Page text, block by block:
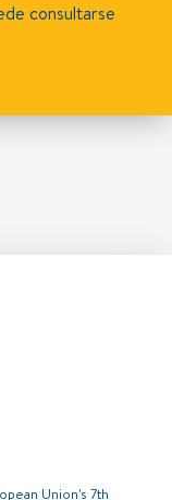
consultarse
Union's 7th